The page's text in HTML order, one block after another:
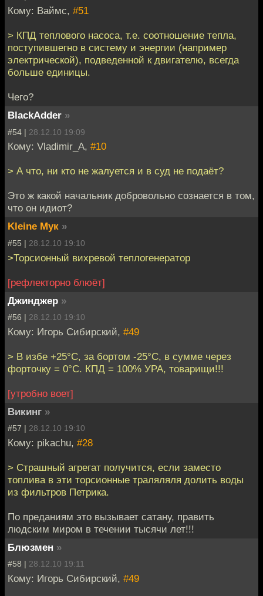
Кому: Ваймс, #51
> КПД теплового насоса, т.е. соотношение тепла,
поступившегно в систему и энергии (например
электрической), подведенной к двигателю, всегда
больше единицы.
Чего?
BlackAdder »
#54 | 28.12.10 19:09
Кому: Vladimir_A, #10
> А что, ни кто не жалуется и в суд не подаёт?
Это ж какой начальник добровольно сознается в том,
что он идиот?
Kleine Мук »
#55 | 28.12.10 19:10
>Торсионный вихревой теплогенератор
[рефлекторно блюёт]
Джинджер »
#56 | 28.12.10 19:10
Кому: Игорь Сибирский, #49
> В избе +25°С, за бортом -25°С, в сумме через
форточку = 0°С. КПД = 100% УРА, товарищи!!!
[утробно воет]
Викинг »
#57 | 28.12.10 19:10
Кому: pikachu, #28
> Страшный агрегат получится, если заместо
топлива в эти торсионные траляляля долить воды
из фильтров Петрика.
По преданиям это вызывает сатану, править
людским миром в течении тысячи лет!!!
Блюзмен »
#58 | 28.12.10 19:11
Кому: Игорь Сибирский, #49